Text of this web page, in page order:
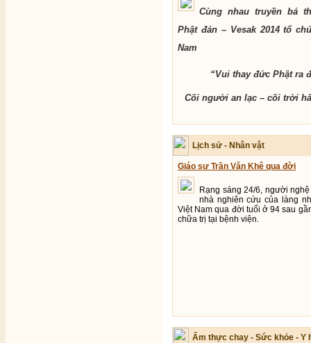
Cùng nhau truyền bá
Phật đản – Vesak 2014 tổ
Nam
“Vui thay đức Phật ra
Cõi người an lạc – cõi trời
Lịch sử - Nhân vật
Giáo sư Trần Văn Khê qua đời
Rạng sáng 24/6, người
nhà nghiên cứu của làng
Việt Nam qua đời tuổi ở 94 sau
chữa trị tại bệnh viện.
Ẩm thực chay - Sức khỏe - Y